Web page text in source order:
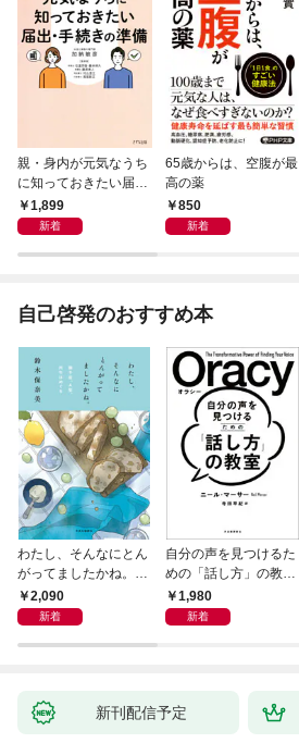
親・身内が元気なうち
に知っておきたい届
出・手続きの準備（き
ずな出版）
1,899
新着
65歳からは、空腹が最
高の薬
850
新着
自己啓発のおすすめ本
わたし、そんなにとん
がってましたかね。
獅子座、Ａ型、丙午は
めぐる
2,090
新着
自分の声を見つけるた
めの「話し方」の教
室 Ｏｒａｃｙ（オラ
シー）
1,980
新着
新刊配信予定